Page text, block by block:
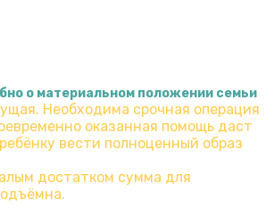
о материальном положении семьи